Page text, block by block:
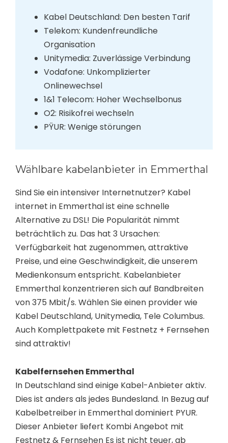
Kabel Deutschland: Den besten Tarif
Telekom: Kundenfreundliche
Organisation
Unitymedia: Zuverlässige Verbindung
Vodafone: Unkomplizierter
Onlinewechsel
1&1 Telecom: Hoher Wechselbonus
O2: Risikofrei wechseln
PŸUR: Wenige störungen
Wählbare kabelanbieter in Emmerthal
Sind Sie ein intensiver Internetnutzer? Kabel
internet in Emmerthal ist eine schnelle
Alternative zu DSL! Die Popularität nimmt
beträchtlich zu. Das hat 3 Ursachen:
Verfügbarkeit hat zugenommen, attraktive
Preise, und eine Geschwindigkeit, die unserem
Medienkonsum entspricht. Kabelanbieter
Emmerthal konzentrieren sich auf Bandbreiten
von 375 Mbit/s. Wählen Sie einen provider wie
Kabel Deutschland, Unitymedia, Tele Columbus.
Auch Komplettpakete mit Festnetz + Fernsehen
sind attraktiv!
Kabelfernsehen Emmerthal
In Deutschland sind einige Kabel-Anbieter aktiv.
Dies ist anders als jedes Bundesland. In Bezug auf
Kabelbetreiber in Emmerthal dominiert PYUR.
Dieser Anbieter liefert Kombi Angebot mit
Festnetz & Fernsehen Es ist nicht teuer, ab